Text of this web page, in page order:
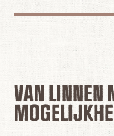
VAN LINNEN